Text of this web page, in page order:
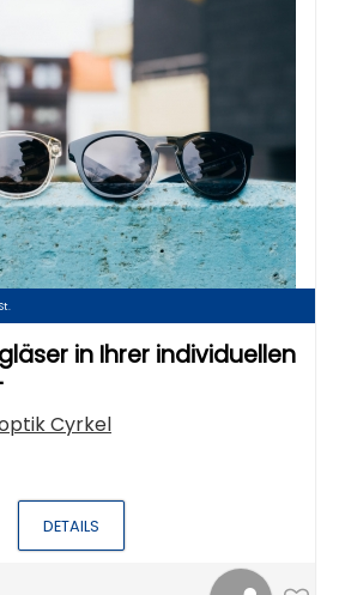
in Ihrer individuellen
Cyrkel
DETAILS